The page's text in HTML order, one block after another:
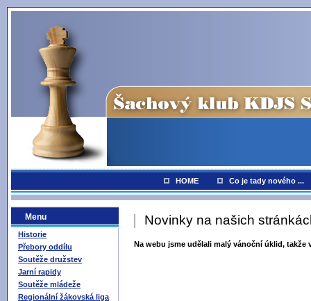
HOME Co je tady nového ...
Menu
Historie
Přebory oddílu
Soutěže družstev
Jarní rapidy
Soutěže mládeže
Regionální žákovská liga
Novinky na našich
Na webu jsme udělali malý vánoční úklid,